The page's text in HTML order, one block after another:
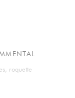
roquette